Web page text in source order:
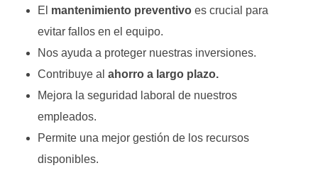
El mantenimiento preventivoes crucial para
evitar fallos en el equipo.
Nos ayuda a proteger nuestras inversiones.
Contribuye al ahorro a largo plazo.
Mejora la seguridad laboral de nuestros
empleados.
Permite una mejor gestión de los recursos
disponibles.